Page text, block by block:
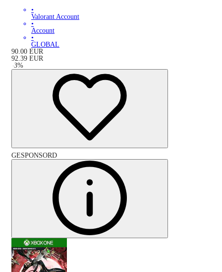
•
Valorant Account
•
Account
•
GLOBAL
90.00 EUR
92.39 EUR
-3%
GESPONSORD